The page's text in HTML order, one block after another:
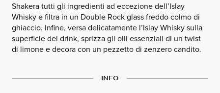
Shakera tutti gli ingredienti ad eccezione dell’Islay
Whisky e filtra in un Double Rock glass freddo colmo di
ghiaccio. Infine, versa delicatamente l’Islay Whisky sulla
superficie del drink, sprizza gli olii essenziali di un twist
di limone e decora con un pezzetto di zenzero candito.
INFO